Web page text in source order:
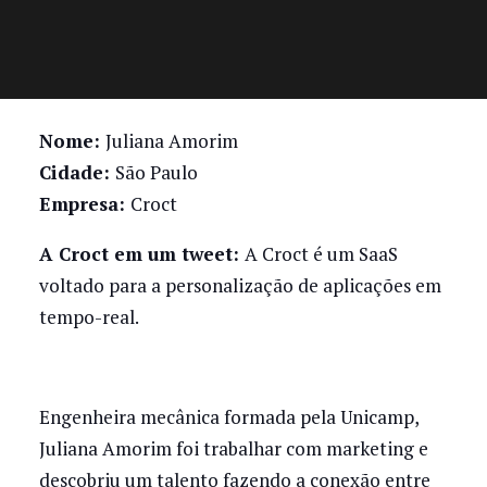
Nome: Juliana Amorim
Cidade: São Paulo
Empresa: Croct
A Croct em um tweet: A Croct é um SaaS
voltado para a personalização de aplicações em
tempo-real.
Engenheira mecânica formada pela Unicamp,
Juliana Amorim foi trabalhar com marketing e
descobriu um talento fazendo a conexão entre